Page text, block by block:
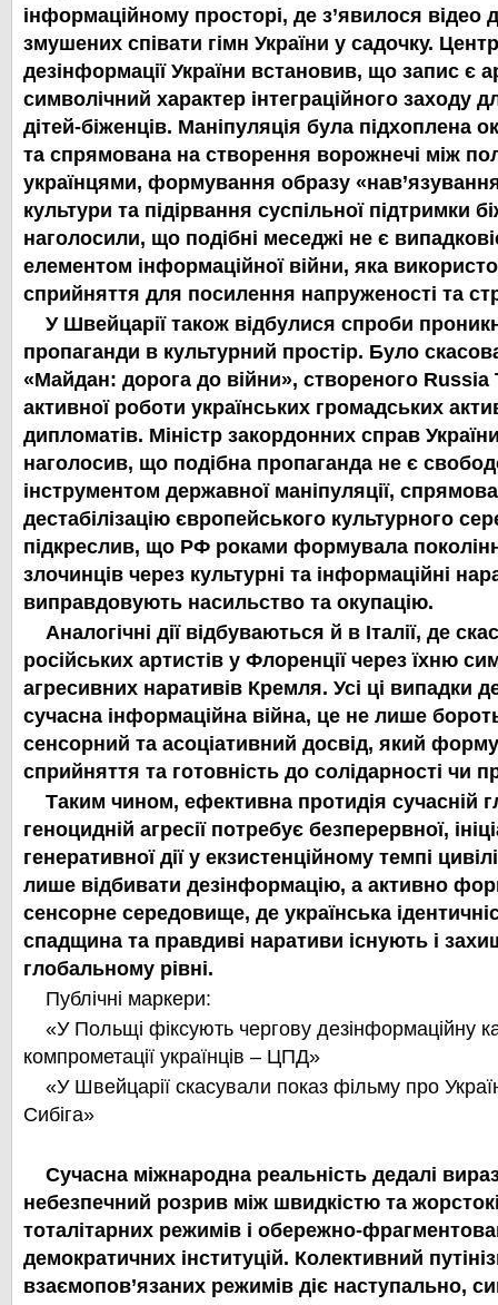
інформаційному просторі, де з’явилося відео
змушених співати гімн України у садочку.
дезінформації України встановив, що запис є
символічний характер інтеграційного заходу
дітей-біженців. Маніпуляція була підхоплена
та спрямована на створення ворожнечі між
українцями, формування образу
культури та підірвання суспільної підтримки
наголосили, що подібні меседжі не є
елементом інформаційної війни, яка
сприйняття для посилення напруженості та
У Швейцарії також відбулися спроби
пропаганди в культурний простір. Було
«Майдан: дорога до війни», створеного Russia
активної роботи українських громадських
дипломатів. Міністр закордонних справ
наголосив, що подібна пропаганда не є
інструментом державної маніпуляції,
дестабілізацію європейського культурного
підкреслив, що РФ роками формувала
злочинців через культурні та інформаційні
виправдовують насильство та окупацію.
Аналогічні дії відбуваються й в Італії, де
російських артистів у Флоренції через їхню
агресивних наративів Кремля. Усі ці випадки
сучасна інформаційна війна, це не лише
сенсорний та асоціативний досвід, який
сприйняття та готовність до солідарності чи
Таким чином, ефективна протидія сучасній
геноцидній агресії потребує безперервної,
генеративної дії у екзистенційному темпі
лише відбивати дезінформацію, а активно
сенсорне середовище, де українська
спадщина та правдиві наративи існують і
глобальному рівні.
Публічні маркери:
«У Польщі фіксують чергову дезінформаційну
компрометації українців – ЦПД»
«У Швейцарії скасували показ фільму про
Сибіга»
Сучасна міжнародна реальність дедалі
небезпечний розрив між швидкістю та
тоталітарних режимів і обережно-
демократичних інституцій. Колективний
взаємопов’язаних режимів діє наступально,